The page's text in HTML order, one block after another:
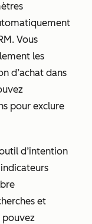
Vous
les
d’achat dans
pour exclure
d’intention
et
pouvez